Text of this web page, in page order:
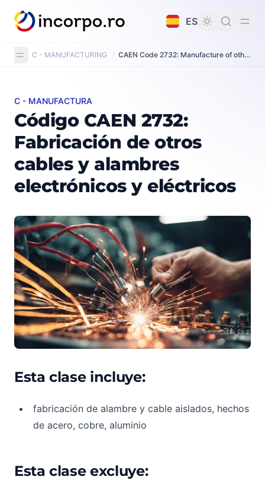
principal
ES
C - MANUFACTURING / CAEN Code 2732: Manufacture of other electronic and electric wires and cables
Código CAEN 2732: Fabricación de otros cables y
C - MANUFACTURA
Código CAEN 2732:
Fabricación de otros
cables y alambres
electrónicos y eléctricos
Esta clase incluye:
fabricación de alambre y cable aislados, hechos
de acero, cobre, aluminio
Esta clase excluye: